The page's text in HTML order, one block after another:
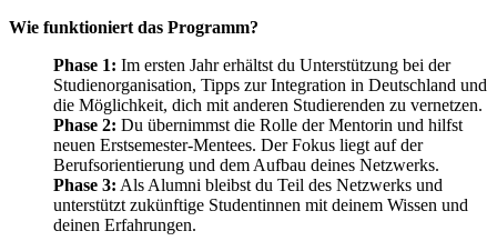
Wie funktioniert das Programm?
Phase 1: Im ersten Jahr erhältst du Unterstützung bei der
Studienorganisation, Tipps zur Integration in Deutschland und
die Möglichkeit, dich mit anderen Studierenden zu vernetzen.
Phase 2: Du übernimmst die Rolle der Mentorin und hilfst
neuen Erstsemester-Mentees. Der Fokus liegt auf der
Berufsorientierung und dem Aufbau deines Netzwerks.
Phase 3: Als Alumni bleibst du Teil des Netzwerks und
unterstützt zukünftige Studentinnen mit deinem Wissen und
deinen Erfahrungen.